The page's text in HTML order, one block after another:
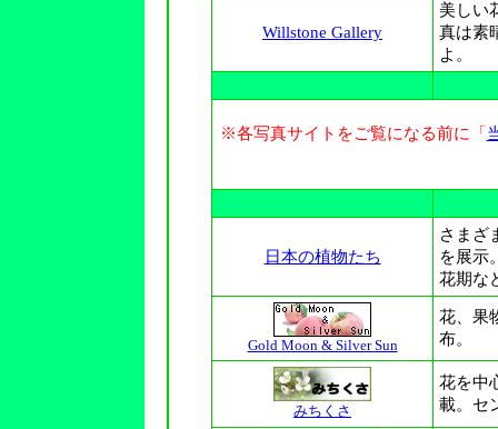
Willstone Gallery
美しい
真は素
よ。
※各写真サイトをご覧になる前に「
日本の植物たち
さまざ
を展示
花期な
Gold Moon & Silver Sun
花、果
布。
みちくさ
花を中
載。セ